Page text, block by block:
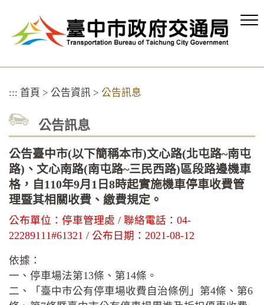
容
::: 首頁 > 公告資訊 > 公告訊息
公告訊息
公告臺中市(以下簡稱本市)文心路(北屯路~南屯
路)、文心南路(南屯路~三民西路)區段路邊機車
格，自110年9月1日8時起實施機車停車收費管
理暨其相關收費、繳費規定。
公布單位：停車管理處 / 聯絡電話：04-
22289111#61321 / 公布日期：2021-08-12
依據：
一、停車場法第13條、第14條。
二、「臺中市公有停車場收費自治條例」第4條、第6